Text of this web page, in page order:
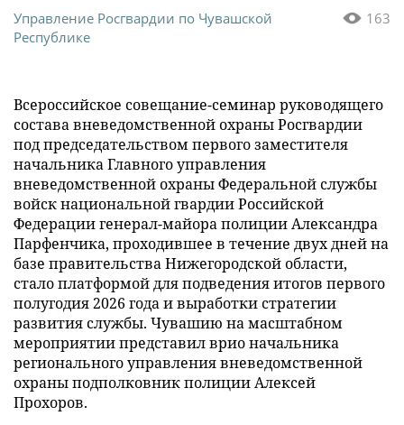
163
Управление Росгвардии по Чувашской
Республике
Всероссийское совещание-семинар руководящего
состава вневедомственной охраны Росгвардии
под председательством первого заместителя
начальника Главного управления
вневедомственной охраны Федеральной службы
войск национальной гвардии Российской
Федерации генерал-майора полиции Александра
Парфенчика, проходившее в течение двух дней на
базе правительства Нижегородской области,
стало платформой для подведения итогов первого
полугодия 2026 года и выработки стратегии
развития службы. Чувашию на масштабном
мероприятии представил врио начальника
регионального управления вневедомственной
охраны подполковник полиции Алексей
Прохоров.